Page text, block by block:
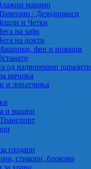
марами
/ Дезодоранси
и Четки
на заби
на нокти
фен и ножици
од надворешни паразити
мачиња
и лопатчиња
и машни
глодари
стикови, блокови
за храна